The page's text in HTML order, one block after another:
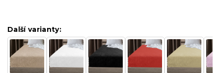
Další varianty: